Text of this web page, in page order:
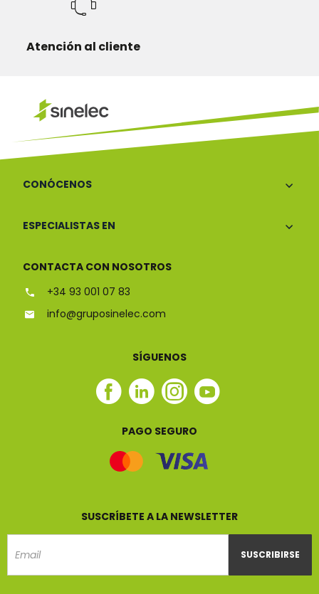
Atención al cliente
CONÓCENOS
ESPECIALISTAS EN
CONTACTA CON NOSOTROS
+34 93 001 07 83
info@gruposinelec.com
SÍGUENOS
Facebook
Linkedin
Instagram
Youtube
PAGO SEGURO
SUSCRÍBETE A LA NEWSLETTER
SUSCRIBIRSE